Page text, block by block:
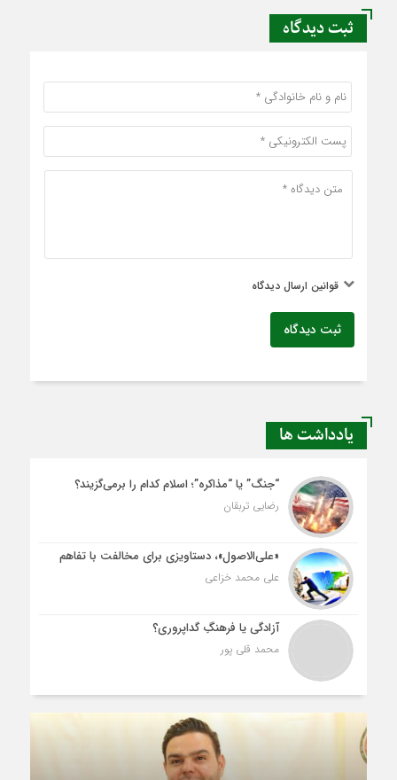
ثبت دیدگاه
قوانین ارسال دیدگاه
ثبت دیدگاه
یادداشت ها
“جنگ” یا “مذاکره”؛ اسلام کدام را برمی‌گزیند؟
رضایی تربقان
«علی‌الاصول»، دستاویزی برای مخالفت با تفاهم
علی محمد خزاعی
آزادگی یا فرهنگِ گداپروری؟
محمد قلی پور